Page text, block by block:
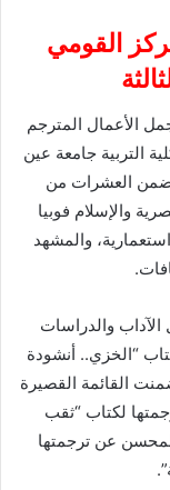
القومي
الأعمال المترجم
التربية جامعة عين
العشرات من
والإسلام فوبيا
والمشهد
والدراسات
“الخزي.. أنشودة
القائمة القصيرة
لكتاب “ثقب
عن ترجمتها